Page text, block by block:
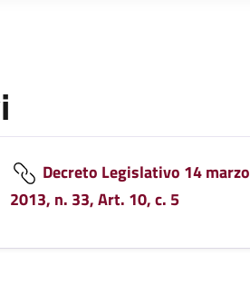
Decreto Legislativo 14 marzo
2013, n. 33, Art. 10, c. 5